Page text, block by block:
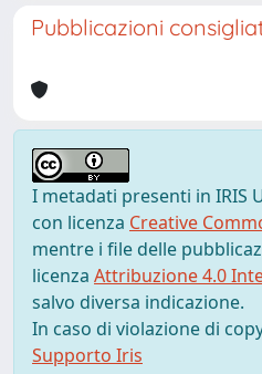
Pubblicazioni
I metadati presenti in IRIS
con licenza Creative
mentre i file delle
licenza Attribuzione 4.0
salvo diversa indicazione.
In caso di violazione di
Supporto Iris